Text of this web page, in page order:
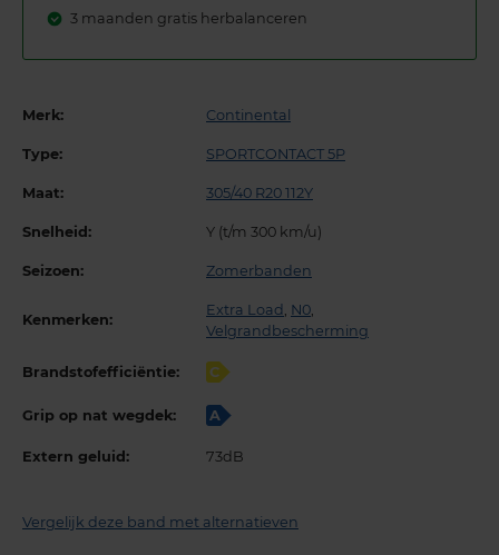
3 maanden gratis herbalanceren
Merk: Continental
Type: SPORTCONTACT 5P
Maat: 305/40 R20 112Y
Snelheid: Y (t/m 300 km/u)
Seizoen: Zomerbanden
Kenmerken:
Extra Load N0
Velgrandbescherming
Brandstofefficiëntie: C
Grip op nat wegdek: A
Extern geluid: 73dB
Vergelijk deze band met alternatieven